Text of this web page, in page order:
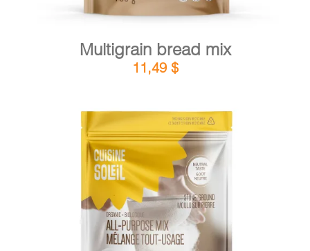
Multigrain bread mix
11,49 $
ADD TO CART / DETAILS